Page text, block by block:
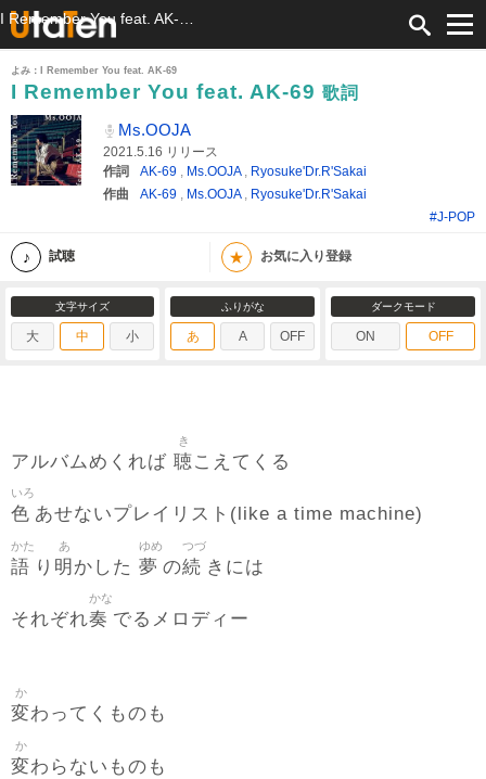
よみ：I Remember You feat. AK-69
I Remember You feat. AK-69 歌詞
Ms.OOJA
2021.5.16 リリース
作詞
AK-69 , Ms.OOJA , Ryosuke'Dr.R'Sakai
作曲
AK-69 , Ms.OOJA , Ryosuke'Dr.R'Sakai
#J-POP
試聴 ★ お気に入り登録
文字サイズ
大 中 小
ふりがな
あ A OFF
ダークモード
ON OFF
アルバムめくれば 聴
き
こえてくる
色
いろ
あせないプレイリスト(like a time machine)
語
かた
り 明
あ
かした 夢
ゆめ
の続
つづ
きには
それぞれ奏
かな
でるメロディー
変
か
わってくものも
変
か
わらないものも